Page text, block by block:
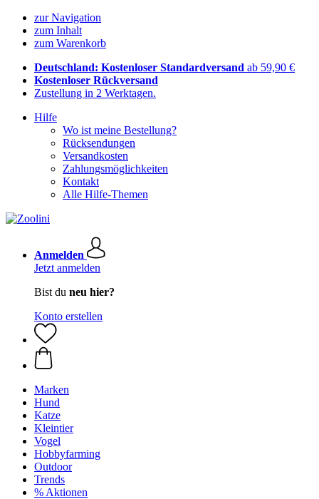
zur Navigation
zum Inhalt
zum Warenkorb
Deutschland: Kostenloser Standardversand ab 59,90 €
Kostenloser Rückversand
Zustellung in 2 Werktagen.
Hilfe
Wo ist meine Bestellung?
Rücksendungen
Versandkosten
Zahlungsmöglichkeiten
Kontakt
Alle Hilfe-Themen
Anmelden
Jetzt anmelden
Bist du neu hier?
Konto erstellen
Marken
Hund
Katze
Kleintier
Vogel
Hobbyfarming
Outdoor
Trends
% Aktionen